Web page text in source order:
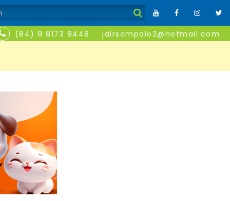
(84) 9 8173 8448 jairsampaio2@hotmail.com